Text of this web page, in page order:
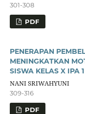
301-308
PDF
PENERAPAN
MENINGKATKAN
SISWA KELAS X IPA
NANI SRIWAHYUNI
309-316
PDF